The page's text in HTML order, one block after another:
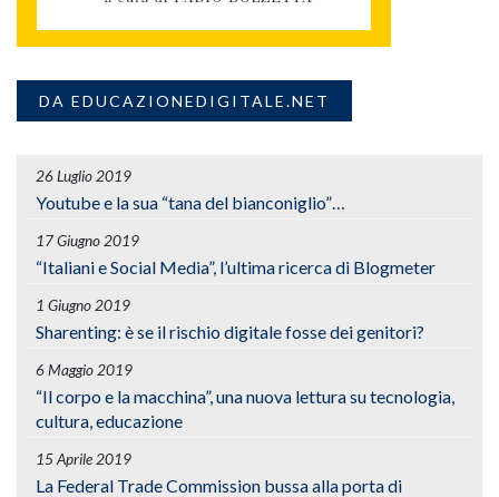
DA EDUCAZIONEDIGITALE.NET
26 Luglio 2019
Youtube e la sua “tana del bianconiglio”…
17 Giugno 2019
“Italiani e Social Media”, l’ultima ricerca di Blogmeter
1 Giugno 2019
Sharenting: è se il rischio digitale fosse dei genitori?
6 Maggio 2019
“Il corpo e la macchina”, una nuova lettura su tecnologia,
cultura, educazione
15 Aprile 2019
La Federal Trade Commission bussa alla porta di